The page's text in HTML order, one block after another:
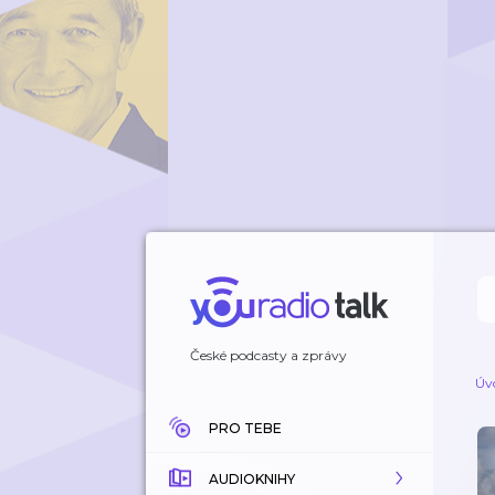
České podcasty a zprávy
PRO TEBE
AUDIOKNIHY